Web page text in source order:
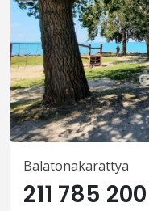
Balatonakarattya
211 785